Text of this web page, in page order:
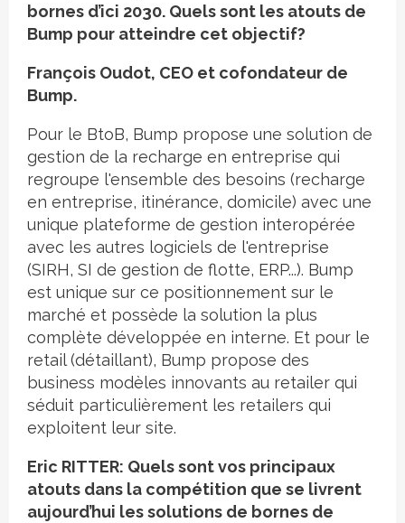
bornes d’ici 2030. Quels sont les atouts de
Bump pour atteindre cet objectif?
François Oudot, CEO et cofondateur de
Bump.
Pour le BtoB, Bump propose une solution de
gestion de la recharge en entreprise qui
regroupe l'ensemble des besoins (recharge
en entreprise, itinérance, domicile) avec une
unique plateforme de gestion interopérée
avec les autres logiciels de l'entreprise
(SIRH, SI de gestion de flotte, ERP...). Bump
est unique sur ce positionnement sur le
marché et possède la solution la plus
complète développée en interne. Et pour le
retail (détaillant), Bump propose des
business modèles innovants au retailer qui
séduit particulièrement les retailers qui
exploitent leur site.
Eric RITTER: Quels sont vos principaux
atouts dans la compétition que se livrent
aujourd’hui les solutions de bornes de